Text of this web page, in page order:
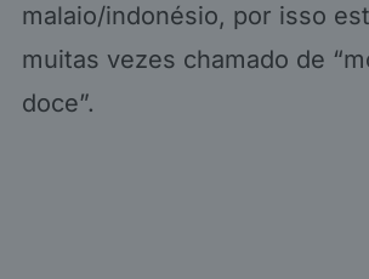
malaio/indonésio, por isso
muitas vezes chamado de
doce”.